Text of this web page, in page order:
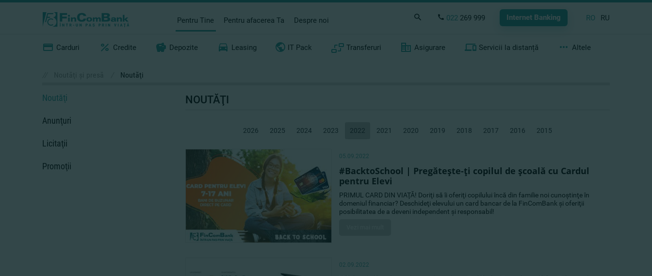
Pentru Tine Pentru afacerea Ta Despre noi 022 269 999 Internet Banking RO RU
Carduri Credite Depozite Leasing IT Pack Transferuri Asigurare Servicii la distanță Altele
Noutăţi
Noutăţi
Anunţuri
Licitaţii
Promoţii
NOUTĂŢI
2026 2025 2024 2023 2022 2021 2020 2019 2018 2017 2016 2015
05.09.2022
#BacktoSchool | Pregăteşte-ţi copilul de şcoală cu Cardul
pentru Elevi
PRIMUL CARD DIN VIAŢĂ! Doriţi să îi oferiţi copilului încă din familie noi cunoştinţe în
domeniul financiar? Deschideţi elevului un card bancar de la FinComBank şi oferiţii
posibilitatea de a deveni independent şi responsabil!
02.09.2022